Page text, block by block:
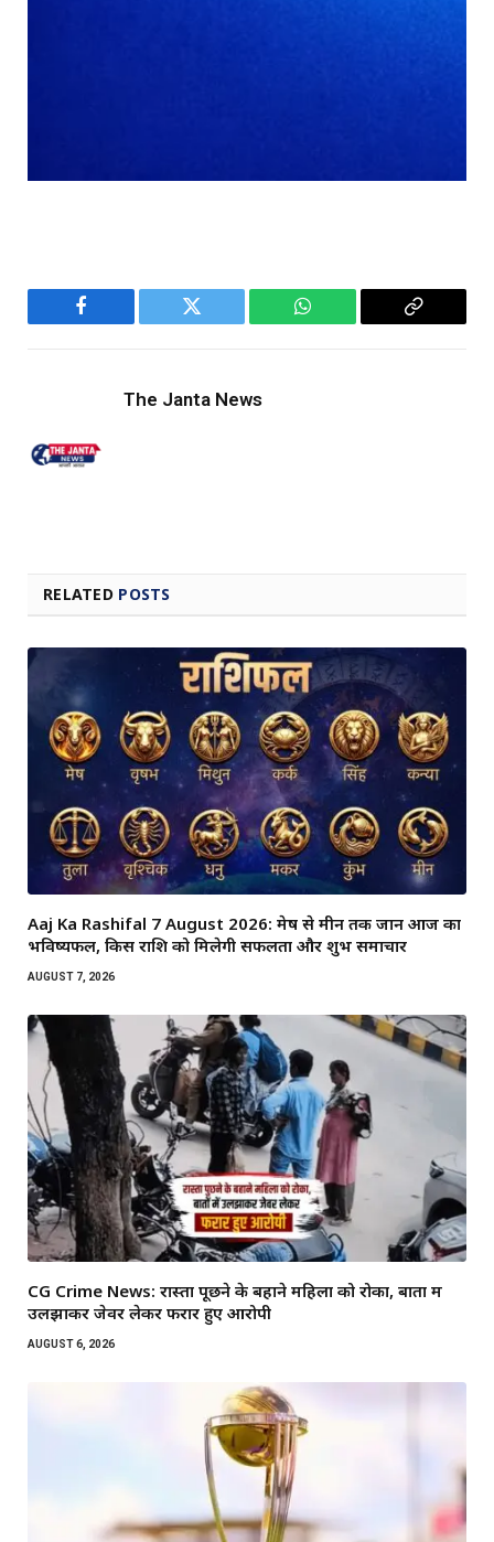
Facebook Twitter WhatsApp
Copy
The Janta News
RELATED POSTS
Aaj Ka Rashifal 7 August 2026: मेष से मीन तक जानें आज का
भविष्यफल, किस राशि को मिलेगी सफलता और शुभ समाचार
AUGUST 7, 2026
CG Crime News: रास्ता पूछने के बहाने महिला को रोका, बातों में
उलझाकर जेवर लेकर फरार हुए आरोपी
AUGUST 6, 2026